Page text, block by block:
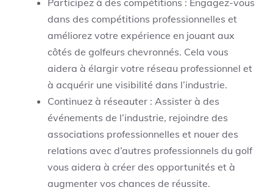
dans des compétitions professionnelles et
améliorez votre expérience en jouant aux
côtés de golfeurs chevronnés. Cela vous
aidera à élargir votre réseau professionnel et
à acquérir une visibilité dans l’industrie.
Continuez à réseauter : Assister à des
événements de l’industrie, rejoindre des
associations professionnelles et nouer des
relations avec d’autres professionnels du golf
vous aidera à créer des opportunités et à
augmenter vos chances de réussite.